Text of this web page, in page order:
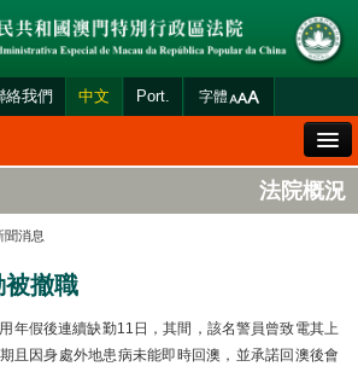
絡我們 中文 Port. 字體
法院概況
聞消息
被撤職
年假後連續缺勤11日，其間，該名警員曾致電其上
且因身處外地患病未能即時回澳，並承諾回澳後會